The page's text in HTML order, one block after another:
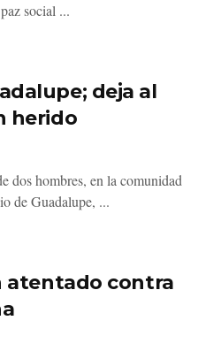
social ...
deja al
herido
dos hombres, en la comunidad
de Guadalupe, ...
atentado contra